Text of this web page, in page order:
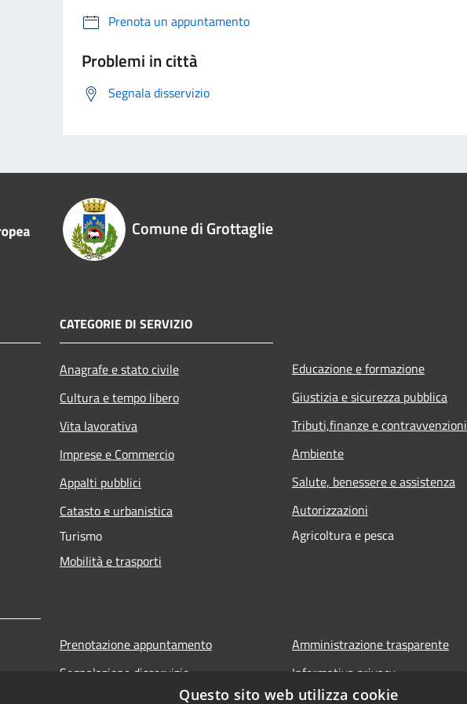
Prenota un appuntamento
Problemi in città
Segnala disservizio
Comune di Grottaglie
CATEGORIE DI SERVIZIO
Anagrafe e stato civile
Cultura e tempo libero
Vita lavorativa
Imprese e Commercio
Appalti pubblici
Catasto e urbanistica
Turismo
Mobilità e trasporti
Educazione e formazione
Giustizia e sicurezza pubblica
Tributi,finanze e contravvenzioni
Ambiente
Salute, benessere e assistenza
Autorizzazioni
Agricoltura e pesca
Prenotazione appuntamento
Segnalazione disservizio
Amministrazione trasparente
Informativa privacy
Questo sito web utilizza cookie